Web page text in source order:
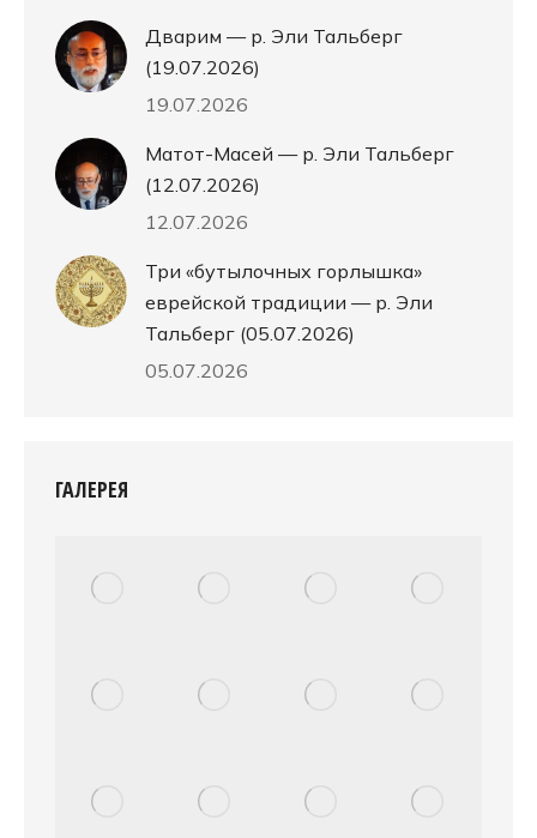
Дварим — р. Эли Тальберг
(19.07.2026)
19.07.2026
Матот-Масей — р. Эли Тальберг
(12.07.2026)
12.07.2026
Три «бутылочных горлышка»
еврейской традиции — р. Эли
Тальберг (05.07.2026)
05.07.2026
ГАЛЕРЕЯ